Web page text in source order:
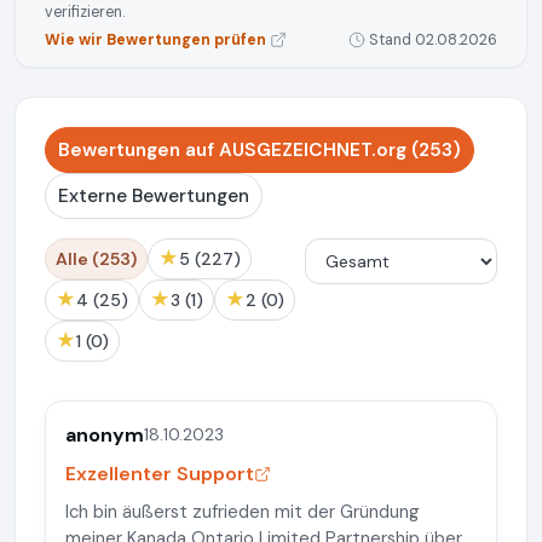
verifizieren.
Wie wir Bewertungen prüfen
Stand 02.08.2026
Bewertungen auf AUSGEZEICHNET.org (253)
Externe Bewertungen
Alle (253) ★ 5 (227)
★ 4 (25) ★ 3 (1) ★ 2 (0)
★ 1 (0)
anonym18.10.2023
Exzellenter Support
Ich bin äußerst zufrieden mit der Gründung